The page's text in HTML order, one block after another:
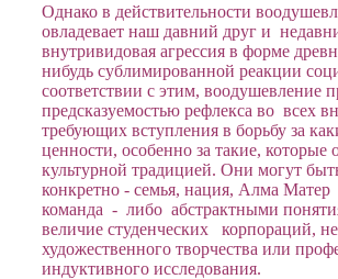
Однако в действительности
овладевает наш давний друг и
внутривидовая агрессия в форме
нибудь сублимированной реакции
соответствии с этим, воодушевление
предсказуемостью рефлекса во всех
требующих вступления в борьбу за
ценности, особенно за такие, которые
культурной традицией. Они могут
конкретно - семья, нация, Алма Матер
команда - либо абстрактными
величие студенческих корпораций,
художественного творчества или
индуктивного исследования.